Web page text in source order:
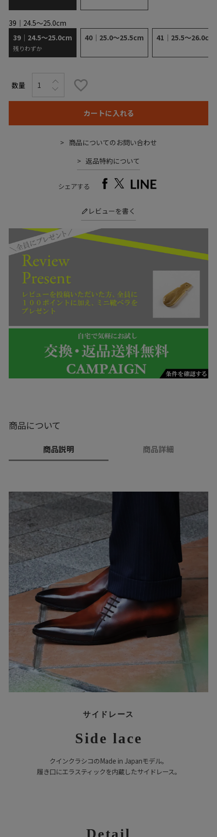
39｜24.5～25.0cm
39｜24.5～25.0cm
残りわずか
40｜25.0～25.5cm 41｜25.5～26.0cm
カートに入れる
商品についてのお問い合わせ
返品特約について
シェアする
レビューを書く
商品について
商品説明 商品詳細
サイドレース
Side lace
クインクラシコのMade in Japanモデル。
履き口にエラスティックを内蔵したサイドレース。
Detail